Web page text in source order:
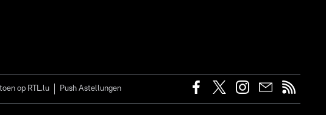
op RTL.lu Push Astellungen